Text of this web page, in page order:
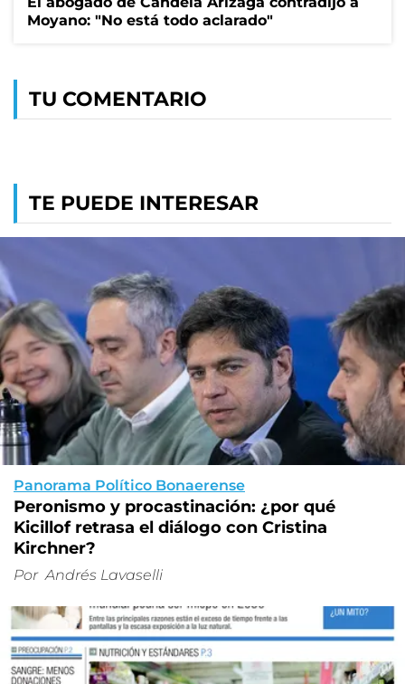
Moyano: "No está todo aclarado"
TU COMENTARIO
TE PUEDE INTERESAR
Panorama Político Bonaerense
Peronismo y procastinación: ¿por qué
Kicillof retrasa el diálogo con Cristina
Kirchner?
Por Andrés Lavaselli